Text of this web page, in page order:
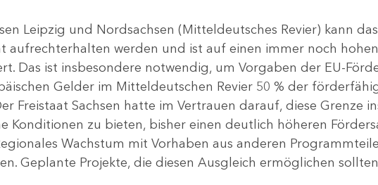
Leipzig und Nordsachsen (Mitteldeutsches Revier) kann
aufrechterhalten werden und ist auf einen immer noch
Das ist insbesondere notwendig, um Vorgaben der EU-
Gelder im Mitteldeutschen Revier 50 % der
Freistaat Sachsen hatte im Vertrauen darauf, diese Grenze
Konditionen zu bieten, bisher einen deutlich höheren
Wachstum mit Vorhaben aus anderen
Geplante Projekte, die diesen Ausgleich ermöglichen